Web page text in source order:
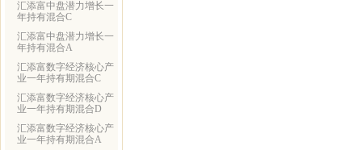
汇添富中盘潜力增长一
年持有混合C
汇添富中盘潜力增长一
年持有混合A
汇添富数字经济核心产
业一年持有期混合C
汇添富数字经济核心产
业一年持有期混合D
汇添富数字经济核心产
业一年持有期混合A